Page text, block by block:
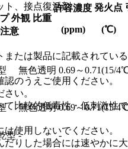
ト、接点復活剤
意
または製品に記載されてい
のうえご使用ください。
い。
て比較的低毒性・低刺激性
使用しないでください。
だりした場合には速やかに
外観 比重
許容濃度
(ppm)
発火点
(℃)
無色透明 0.69～0.71(15/
無色透明 0.69～0.71(15/
型 - -